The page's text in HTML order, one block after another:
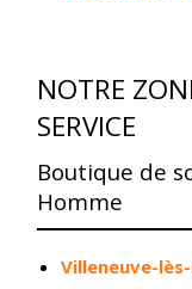
NOTRE
SERVICE
Boutique de
Homme
Villeneuve-